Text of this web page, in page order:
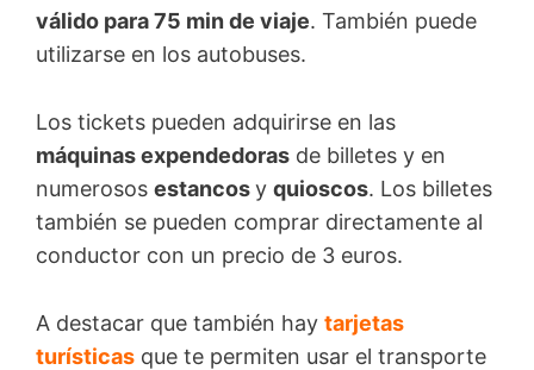
válido para 75 min de viaje. También puede
utilizarse en los autobuses.
Los tickets pueden adquirirse en las
máquinas expendedoras de billetes y en
numerosos estancosy quioscos. Los billetes
también se pueden comprar directamente al
conductor con un precio de 3 euros.
A destacar que también hay tarjetas
turísticas que te permiten usar el transporte